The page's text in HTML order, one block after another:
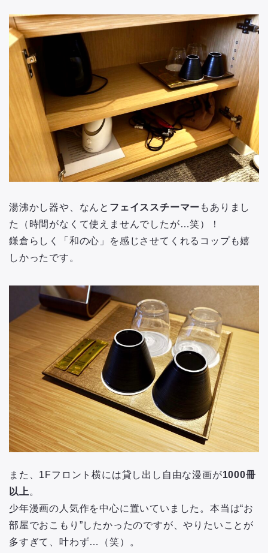
湯沸かし器や、なんと フェイススチーマー もありまし
た（時間がなくて使えませんでしたが…笑）！
鎌倉らしく「和の心」を感じさせてくれるコップも嬉
しかったです。
また、1Fフロント横には貸し出し自由な漫画が1000冊
以上 。
少年漫画の人気作を中心に置いていました。本当は“お
部屋でおこもり”したかったのですが、やりたいことが
多すぎて、叶わず…（笑）。